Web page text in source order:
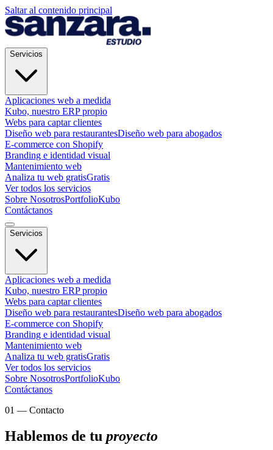
Saltar al contenido principal
Servicios
Aplicaciones web a medida
Kubo, nuestro ERP propio
Webs para captar clientes
Diseño web para restaurantesDiseño web para abogados
E-commerce con Shopify
Branding e identidad visual
Mantenimiento web
Analiza tu web gratisGratis
Ver todos los servicios
Sobre NosotrosPortfolioKubo
Contáctanos
Servicios
Aplicaciones web a medida
Kubo, nuestro ERP propio
Webs para captar clientes
Diseño web para restaurantesDiseño web para abogados
E-commerce con Shopify
Branding e identidad visual
Mantenimiento web
Analiza tu web gratisGratis
Ver todos los servicios
Sobre NosotrosPortfolioKubo
Contáctanos
01 — Contacto
Hablemos de tu proyecto